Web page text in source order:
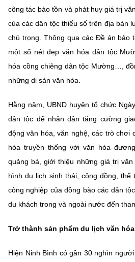
công tác bảo tồn và phát huy giá trị
của các dân tộc thiểu số trên địa bàn
chú trọng. Thông qua các Đề án bảo
một số nét đẹp văn hóa dân tộc
hóa cồng chiêng dân tộc Mường…,
những di sản văn hóa.
Hằng năm, UBND huyện tổ chức
dân tộc để nhân dân tăng cường
động văn hóa, văn nghệ, các trò chơi
hóa truyền thống với văn hóa
quảng bá, giới thiệu những giá trị
hình du lịch sinh thái, cộng đồng, thể
công nghiệp của đồng bào các dân
du khách trong và ngoài nước đến
Trở thành sản phẩm du lịch văn
Hiện Ninh Bình có gần 30 nghìn